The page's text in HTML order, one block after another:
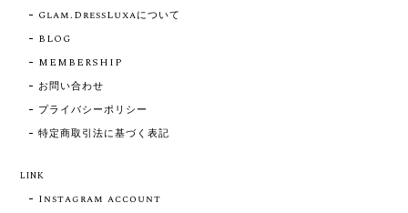
Glam.DressLuxaについて
BLOG
MEMBERSHIP
お問い合わせ
プライバシーポリシー
特定商取引法に基づく表記
LINK
Instagram account